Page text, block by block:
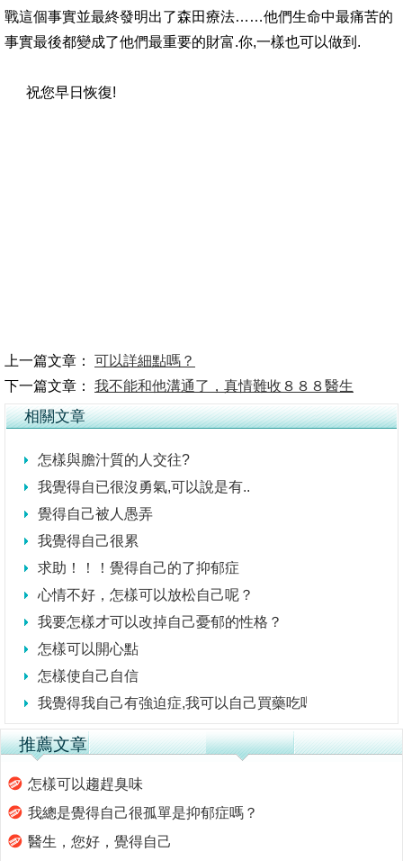
戰這個事實並最終發明出了森田療法……他們生命中最痛苦的
事實最後都變成了他們最重要的財富.你,一樣也可以做到.
祝您早日恢復!
上一篇文章： 可以詳細點嗎？
下一篇文章： 我不能和他溝通了，真情難收８８８醫生
相關文章
怎樣與膽汁質的人交往?
我覺得自已很沒勇氣,可以說是有..
覺得自己被人愚弄
我覺得自己很累
求助！！！覺得自己的了抑郁症
心情不好，怎樣可以放松自己呢？
我要怎樣才可以改掉自己憂郁的性格？
怎樣可以開心點
怎樣使自己自信
我覺得我自己有強迫症,我可以自己買藥吃嗎?
推薦文章
怎樣可以趨趕臭味
我總是覺得自己很孤單是抑郁症嗎？
醫生，您好，覺得自己